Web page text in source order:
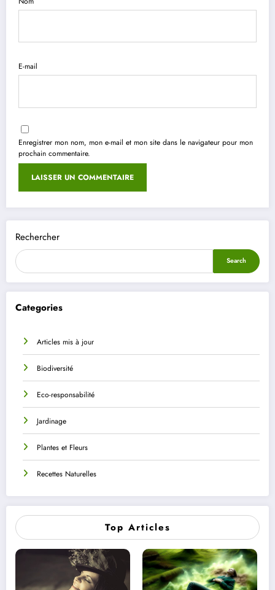
Rechercher
Search
Categories
Articles mis à jour
Biodiversité
Eco-responsabilité
Jardinage
Plantes et Fleurs
Recettes Naturelles
E-mail
Enregistrer mon nom, mon e-mail et mon site dans le navigateur pour mon
prochain commentaire.
Top Articles